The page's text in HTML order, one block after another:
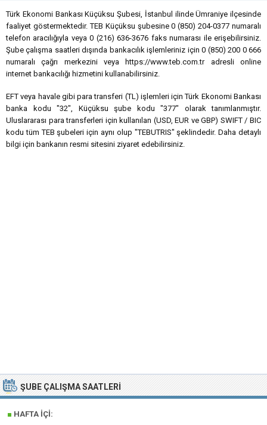
Türk Ekonomi Bankası Küçüksu Şubesi, İstanbul ilinde Ümraniye ilçesinde
faaliyet göstermektedir. TEB Küçüksu şubesine 0 (850) 204-0377 numaralı
telefon aracılığıyla veya 0 (216) 636-3676 faks numarası ile erişebilirsiniz.
Şube çalışma saatleri dışında bankacılık işlemleriniz için 0 (850) 200 0 666
numaralı çağrı merkezini veya https://www.teb.com.tr adresli online
internet bankacılığı hizmetini kullanabilirsiniz.
EFT veya havale gibi para transferi (TL) işlemleri için Türk Ekonomi Bankası
banka kodu "32", Küçüksu şube kodu "377" olarak tanımlanmıştır.
Uluslararası para transferleri için kullanılan (USD, EUR ve GBP) SWIFT / BIC
kodu tüm TEB şubeleri için aynı olup "TEBUTRIS" şeklindedir. Daha detaylı
bilgi için bankanın resmi sitesini ziyaret edebilirsiniz.
ŞUBE ÇALIŞMA SAATLERI
■ HAFTA İÇI: